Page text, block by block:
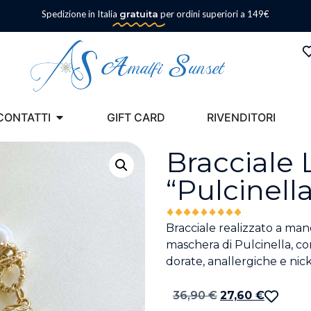
Spedizione in Italia gratuita per ordini superiori a 149€
GIFT CARD RIVENDITORI
Bracciale
Bracciale realizzato a
maschera di Pulcinella,
dorate, anallergiche e
36,90€ 27,60 €